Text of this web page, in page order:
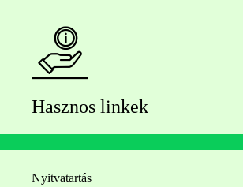
Hasznos linkek
Nyitvatartás